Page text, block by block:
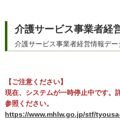
介護サービス事業者経
介護サービス事業者経営情報デー
【ご注意ください】
現在、システムが一時停止中です。
参照ください。
https://www.mhlw.go.jp/stf/